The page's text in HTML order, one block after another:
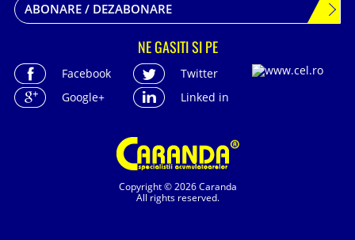
Copyright © 2026 Caranda
All rights reserved.
ABONARE / DEZABONARE
NE GASITI SI PE
Facebook
Twitter
Google+
Linked in